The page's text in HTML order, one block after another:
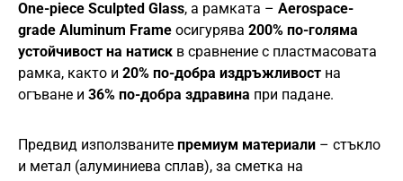
One-piece Sculpted Glass, а рамката – Aerospace-
grade Aluminum Frame осигурява 200% по-голяма
устойчивост на натиск в сравнение с пластмасовата
рамка, както и 20% по-добра издръжливост на
огъване и 36% по-добра здравина при падане.
Предвид използваните премиум материали – стъкло
и метал (алуминиева сплав), за сметка на